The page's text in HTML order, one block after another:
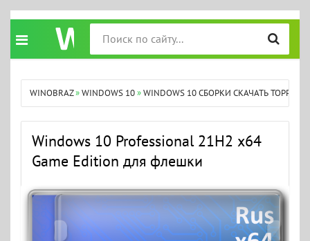
WINOBRAZ»WINDOWS 10»WINDOWS 10 СБОРКИ СКАЧАТЬ ТОРРЕНТ
Windows 10 Professional 21H2 x64
Game Edition для флешки